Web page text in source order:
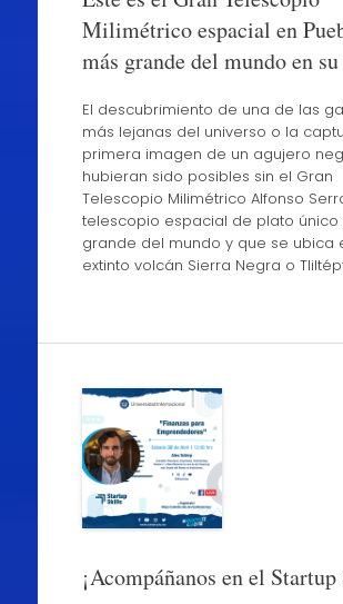
Milimétrico espacial en
más grande del mundo en
El descubrimiento de una de las
más lejanas del universo o la
primera imagen de un agujero
hubieran sido posibles sin el Gran
Telescopio Milimétrico Alfonso
telescopio espacial de plato único
grande del mundo y que se ubica
extinto volcán Sierra Negra o
¡Acompáñanos en el